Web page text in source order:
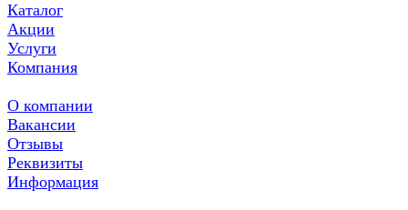
Каталог
Акции
Услуги
Компания
О компании
Вакансии
Отзывы
Реквизиты
Информация